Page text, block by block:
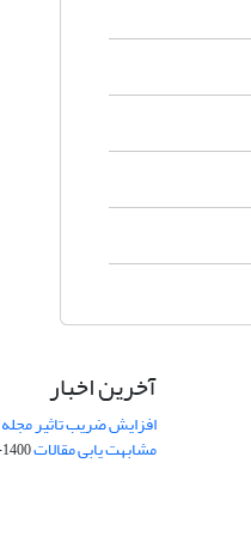
آخرین اخبار
افزایش ضریب تاثیر مجله
مشابهت یابی مقالات1400-08-11